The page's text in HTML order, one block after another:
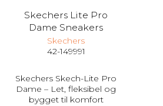
Skechers Lite Pro
Dame Sneakers
Skechers
42-149991
Skechers Skech-Lite Pro
Dame – Let, fleksibel og
bygget til komfort